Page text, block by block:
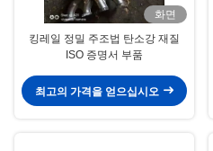
화면
킹레일 정밀 주조법 탄소강 재질
ISO 증명서 부품
최고의 가격을 얻으십시오